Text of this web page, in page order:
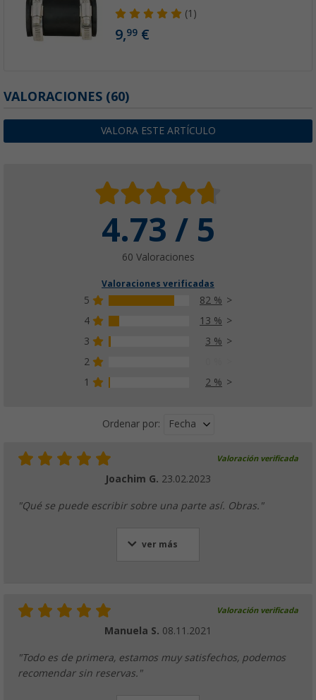
(1)
9,99 €
VALORACIONES (60)
VALORA ESTE ARTÍCULO
4.73 / 5
60 Valoraciones
Valoraciones verificadas
5
82 %
4
13 %
3
3 %
2
1
2 %
Ordenar por: Fecha
Valoración verificada
Joachim G. 23.02.2023
"Qué se puede escribir sobre una parte así. Obras."
ver más
Valoración verificada
Manuela S. 08.11.2021
"Todo es de primera, estamos muy satisfechos, podemos
recomendar sin reservas."